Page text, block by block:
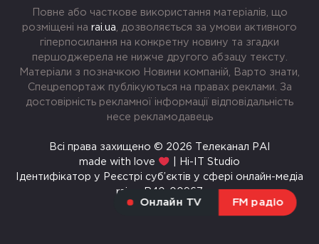
Онлайн TV FM радіо
Повне або часткове використання матеріалів, що
розміщені на rai.ua , дозволяється за умови активного
гіперпосилання на конкретну новину та згадки
першоджерела не нижче другого абзацу тексту.
Матеріали з позначкою Новини компаній, Варто знати,
Спецрепортаж публікуються на правах реклами. За
достовірність рекламної інформації відповідальність
несе рекламодавець
Всі права захищено © 2026 Телеканал РАІ
made with love
| Hi-IT Studio
Ідентифікатор у Реєстрі суб’єктів у сфері онлайн-медіа
rai.ua R40-00967